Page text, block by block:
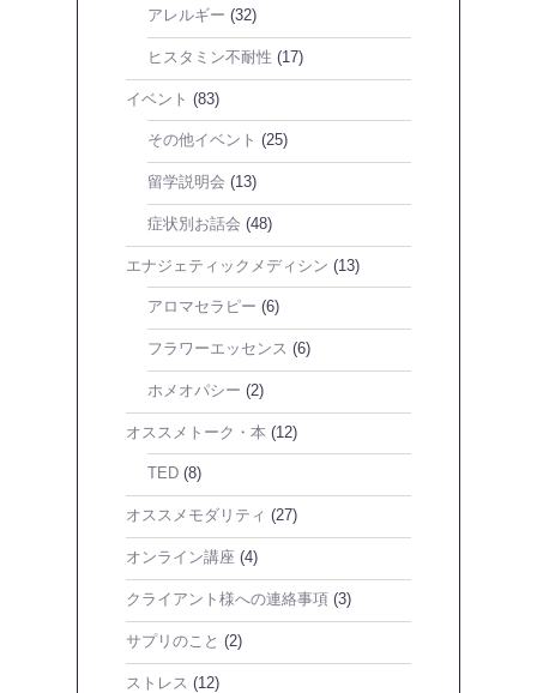
アレルギー (32)
ヒスタミン不耐性 (17)
イベント (83)
その他イベント (25)
留学説明会 (13)
症状別お話会 (48)
エナジェティックメディシン (13)
アロマセラピー (6)
フラワーエッセンス (6)
ホメオパシー (2)
オススメトーク・本 (12)
TED (8)
オススメモダリティ (27)
オンライン講座 (4)
クライアント様への連絡事項 (3)
サプリのこと (2)
ストレス (12)